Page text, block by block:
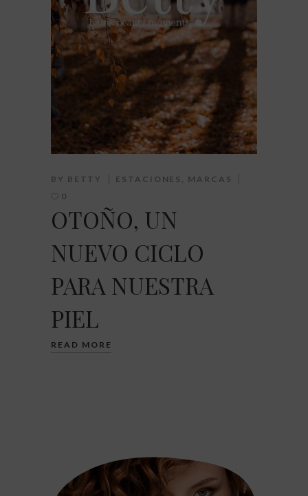
BY BETTY ESTACIONES , MARCAS
0
OTOÑO, UN
NUEVO CICLO
PARA NUESTRA
PIEL
READ MORE